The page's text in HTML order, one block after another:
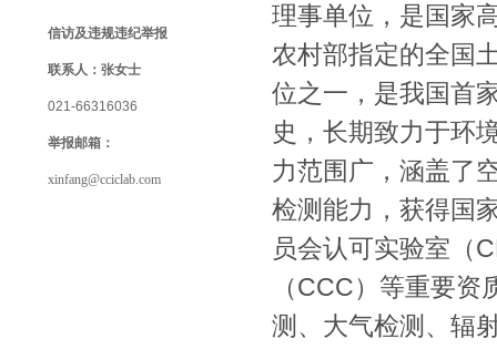
信访及违规违纪举报
联系人： 张女士
021-66316036
举报邮箱：
xinfang@cciclab.com
理事单位，是国家
农村部指定的全国
位之一，是我国首
史，长期致力于环
力范围广，涵盖了
检测能力，获得国
员会认可实验室（
（CCC）等重要
测、大气检测、辐